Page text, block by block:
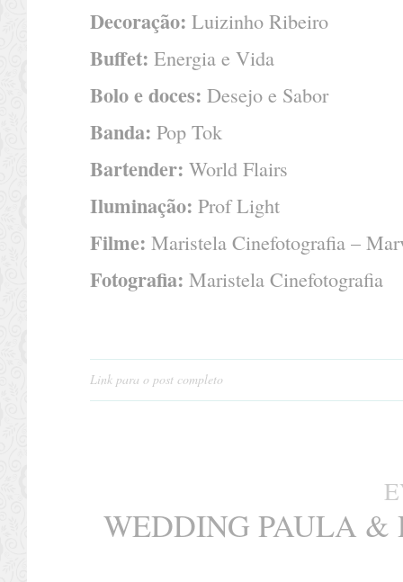
Decoração: Luizinho Ribeiro
Buffet: Energia e Vida
Bolo e doces: Desejo e Sabor
Banda: Pop Tok
Bartender: World Flairs
Iluminação: Prof Light
Filme: Maristela Cinefotografia –
Fotografia: Maristela Cinefotografia
Link para o post completo
WEDDING PAULA &